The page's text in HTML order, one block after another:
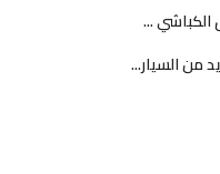
الكباشي ...
من السيار...